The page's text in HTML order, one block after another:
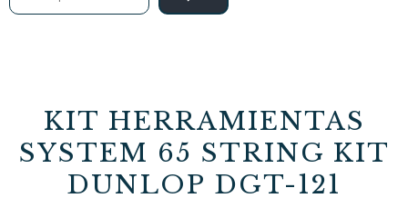
KIT HERRAMIENTAS
SYSTEM 65 STRING KIT
DUNLOP DGT-121